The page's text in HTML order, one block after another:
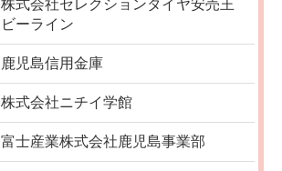
株式会社セレクションタイヤ安売王
ビーライン
鹿児島信用金庫
株式会社ニチイ学館
富士産業株式会社鹿児島事業部